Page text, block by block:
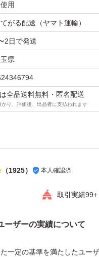
用
がる配送（ヤマト運輸）
2日で発送
県
全品送料無料・匿名配送
り、評価後、出品者に支払われます
（1925） 本人確認済
取引実績99+
ーザーの実績について
一定の基準を満たしたユー
談 商品へ